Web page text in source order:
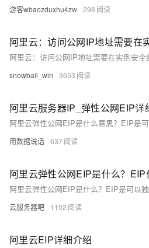
游客wbaozduxhu4zw 298
snowball_win 3653
阿里云服务器IP_弹性公网EIP详
用数据说话 637
阿里云弹性公网EIP是什么？
云服务器吧 1102
阿里云EIP详细介绍